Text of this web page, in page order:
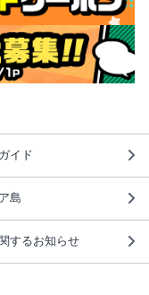
イド
島
するお知らせ